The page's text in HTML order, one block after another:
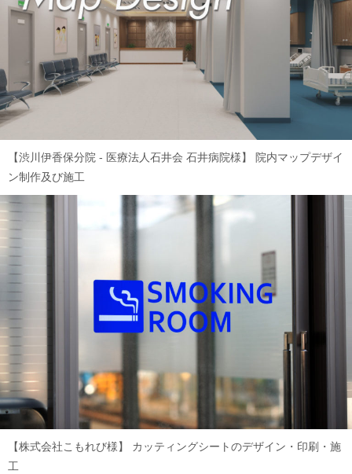
【渋川伊香保分院 - 医療法人石井会 石井病院様】
院内マップデザイ
ン制作及び施工
【株式会社こもれび様】
カッティングシートのデザイン・印刷・施
工